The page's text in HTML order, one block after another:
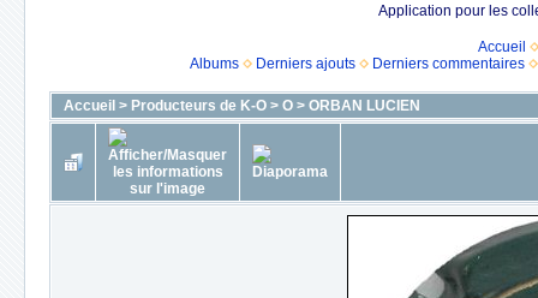
Application pour les
Accueil
Albums
Derniers ajouts Derniers commentaires
Accueil > Producteurs de K-O > O > ORBAN LUCIEN